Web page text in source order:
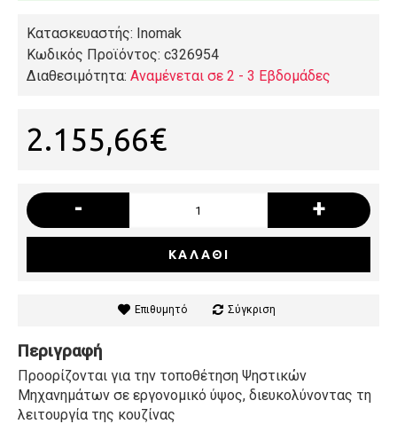
Κατασκευαστής: Inomak
Κωδικός Προϊόντος: c326954
Διαθεσιμότητα: Αναμένεται σε 2 - 3 Εβδομάδες
2.155,66€
- +
ΚΑΛΆΘΙ
Επιθυμητό Σύγκριση
Περιγραφή
Προορίζονται για την τοποθέτηση Ψηστικών
Μηχανημάτων σε εργονομικό ύψος, διευκολύνοντας τη
λειτουργία της κουζίνας